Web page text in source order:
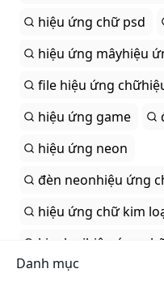
hiệu ứng chữ psd
hiệu ứng mâyhiệu
file hiệu ứng
hiệu ứng game
hiệu ứng neon
đèn neonhiệu ứng
hiệu ứng chữ kim
kim loạihiệu ứng
hiệu ứng dahiệu
Danh mục